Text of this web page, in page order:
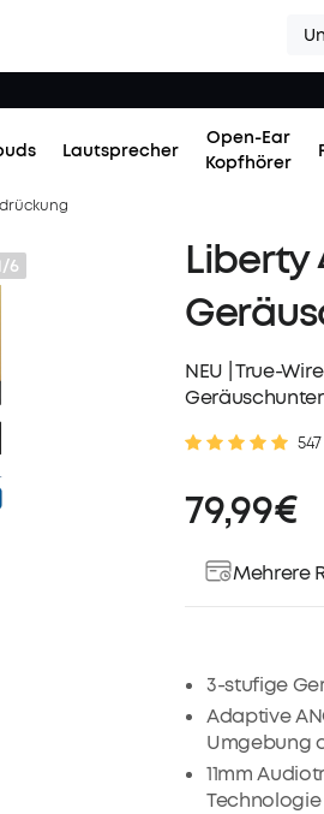
Lautsprecher
Open-Ear
Kopfhörer
6
Liberty
NEU | True-
79,99€
Mehrere
3-stufige
Adaptive
Umgebung
11mm
Technologie